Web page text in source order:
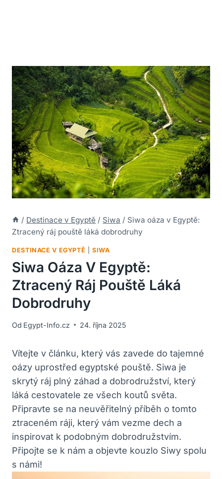
/ Destinace v Egyptě / Siwa / Siwa oáza v Egyptě:
Ztracený ráj pouště láká dobrodruhy
DESTINACE V EGYPTĚ |SIWA
Siwa Oáza V Egyptě:
Ztracený Ráj Pouště Láká
Dobrodruhy
Od Egypt-Info.cz 24. října 2025
Vítejte v článku, který vás zavede do tajemné
oázy uprostřed egyptské pouště. Siwa je
skrytý ráj plný záhad a dobrodružství, který
láká cestovatele ze všech koutů světa.
Připravte se na neuvěřitelný příběh o tomto
ztraceném ráji, který vám vezme dech a
inspirovat k podobným dobrodružstvím.
Připojte se k nám a objevte kouzlo Siwy spolu
s námi!